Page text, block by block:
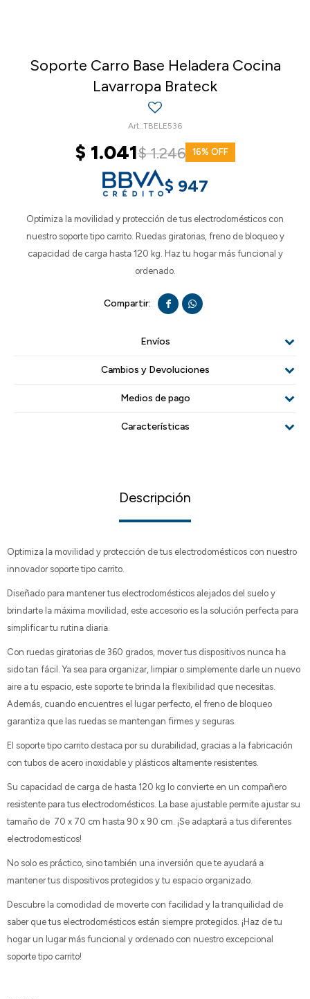
Soporte Carro Base Heladera Cocina
Lavarropa Brateck
TBELE536
$ 1.041$1.246 16
$ 947
Optimiza la movilidad y protección de tus electrodomésticos con
nuestro soporte tipo carrito. Ruedas giratorias, freno de bloqueo y
capacidad de carga hasta 120 kg. Haz tu hogar más funcional y
ordenado.
 
Envíos
Cambios y Devoluciones
Medios de pago
Características
Descripción
Optimiza la movilidad y protección de tus electrodomésticos con nuestro
innovador soporte tipo carrito.
Diseñado para mantener tus electrodomésticos alejados del suelo y
brindarte la máxima movilidad, este accesorio es la solución perfecta para
simplificar tu rutina diaria.
Con ruedas giratorias de 360 grados, mover tus dispositivos nunca ha
sido tan fácil. Ya sea para organizar, limpiar o simplemente darle un nuevo
aire a tu espacio, este soporte te brinda la flexibilidad que necesitas.
Además, cuando encuentres el lugar perfecto, el freno de bloqueo
garantiza que las ruedas se mantengan firmes y seguras.
El soporte tipo carrito destaca por su durabilidad, gracias a la fabricación
con tubos de acero inoxidable y plásticos altamente resistentes.
Su capacidad de carga de hasta 120 kg lo convierte en un compañero
resistente para tus electrodomésticos. La base ajustable permite ajustar su
tamaño de 70 x 70 cm hasta 90 x 90 cm. ¡Se adaptará a tus diferentes
electrodomesticos!
No solo es práctico, sino también una inversión que te ayudará a
mantener tus dispositivos protegidos y tu espacio organizado.
Descubre la comodidad de moverte con facilidad y la tranquilidad de
saber que tus electrodomésticos están siempre protegidos. ¡Haz de tu
hogar un lugar más funcional y ordenado con nuestro excepcional
soporte tipo carrito!